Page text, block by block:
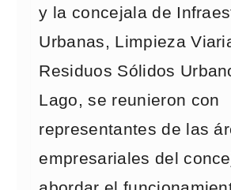
y la concejala de
Urbanas, Limpieza
Residuos Sólidos
Lago, se reunieron con
representantes de las
empresariales del